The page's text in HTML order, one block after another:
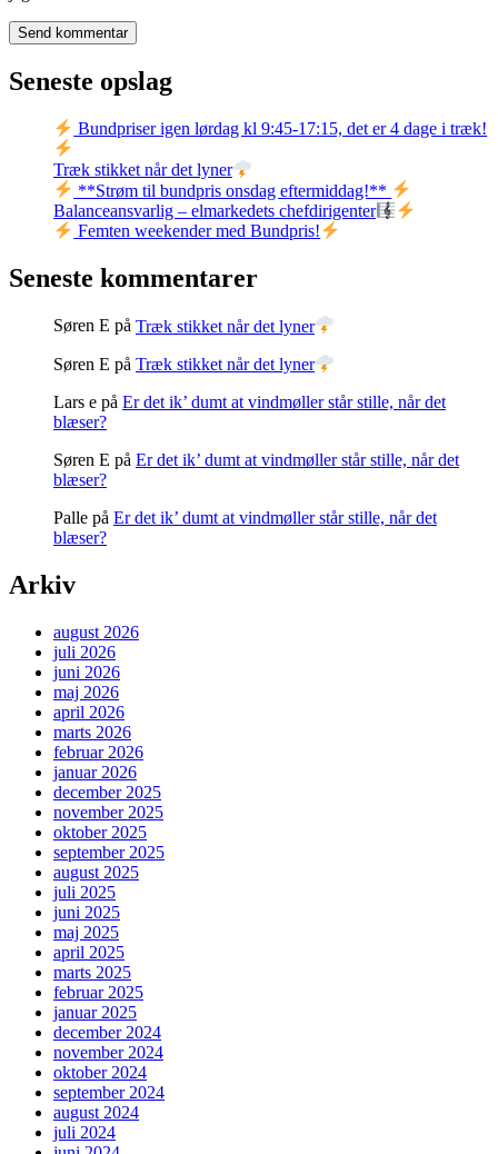
Seneste opslag
Bundpriser igen lørdag kl 9:45-17:15, det er 4 dage i træk!
Træk stikket når det lyner
**Strøm til bundpris onsdag eftermiddag!**
Balanceansvarlig – elmarkedets chefdirigenter
Femten weekender med Bundpris!
Seneste kommentarer
Søren E på Træk stikket når det lyner
Søren E på Træk stikket når det lyner
Lars e på Er det ik’ dumt at vindmøller står stille, når det
blæser?
Søren E på Er det ik’ dumt at vindmøller står stille, når det
blæser?
Palle på Er det ik’ dumt at vindmøller står stille, når det
blæser?
Arkiv
august 2026
juli 2026
juni 2026
maj 2026
april 2026
marts 2026
februar 2026
januar 2026
december 2025
november 2025
oktober 2025
september 2025
august 2025
juli 2025
juni 2025
maj 2025
april 2025
marts 2025
februar 2025
januar 2025
december 2024
november 2024
oktober 2024
september 2024
august 2024
juli 2024